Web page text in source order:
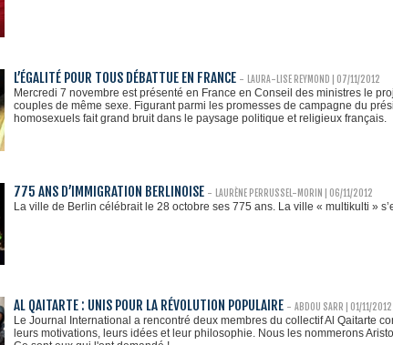
L’ÉGALITÉ POUR TOUS DÉBATTUE EN FRANCE - LAURA-LISE REYMOND | 07/11/2012
Mercredi 7 novembre est présenté en France en Conseil des ministres le
couples de même sexe. Figurant parmi les promesses de campagne du
homosexuels fait grand bruit dans le paysage politique et religieux français.
775 ANS D’IMMIGRATION BERLINOISE - LAURÈNE PERRUSSEL-MORIN | 06/11/2012
La ville de Berlin célébrait le 28 octobre ses 775 ans. La ville « multikulti »
AL QAITARTE : UNIS POUR LA RÉVOLUTION POPULAIRE - ABDOU SARR | 01/11/2012
Le Journal International a rencontré deux membres du collectif Al Qaitarte
leurs motivations, leurs idées et leur philosophie. Nous les nommerons